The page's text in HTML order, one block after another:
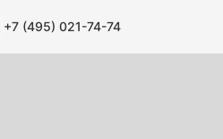
+7 (495) 021-74-74